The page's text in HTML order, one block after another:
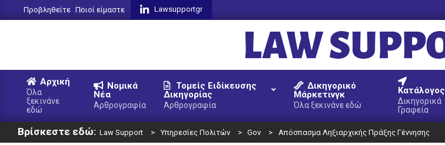
to
Προβληθείτε Ποιοί είμαστε Lawsupportgr
LAW
SUPPORT
Primary
Menu
Αρχική
Όλα
ξεκινάνε
εδώ
Νομικά
Νέα
Αρθρογραφία
Τομείς Ειδίκευσης
Δικηγορίας
Αρθρογραφία
Δικηγορικό
Μάρκετινγκ
Όλα ξεκινάνε εδώ
Κατάλογος
Δικηγορικά
Γραφεία
Βρίσκεστε εδώ: Law Support > Υπηρεσίες Πολιτών > Gov > Απόσπασμα Ληξιαρχικής Πράξης Γέννησης